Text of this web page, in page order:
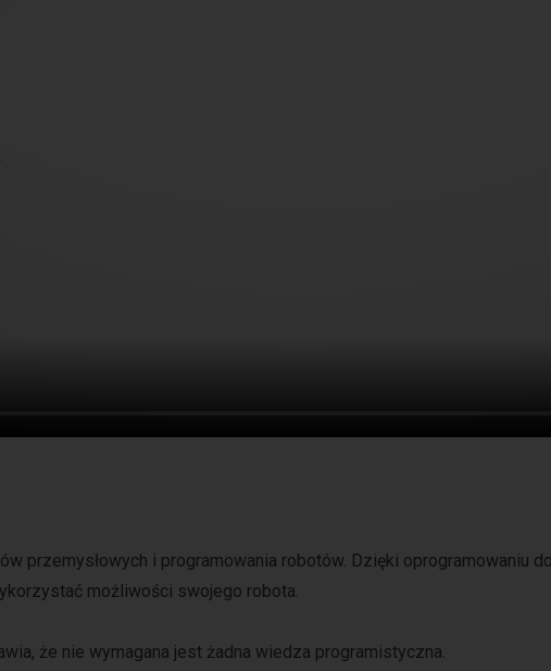
przemysłowych i programowania robotów. Dzięki oprogramowaniu do
możliwości swojego robota.
że nie wymagana jest żadna wiedza programistyczna.